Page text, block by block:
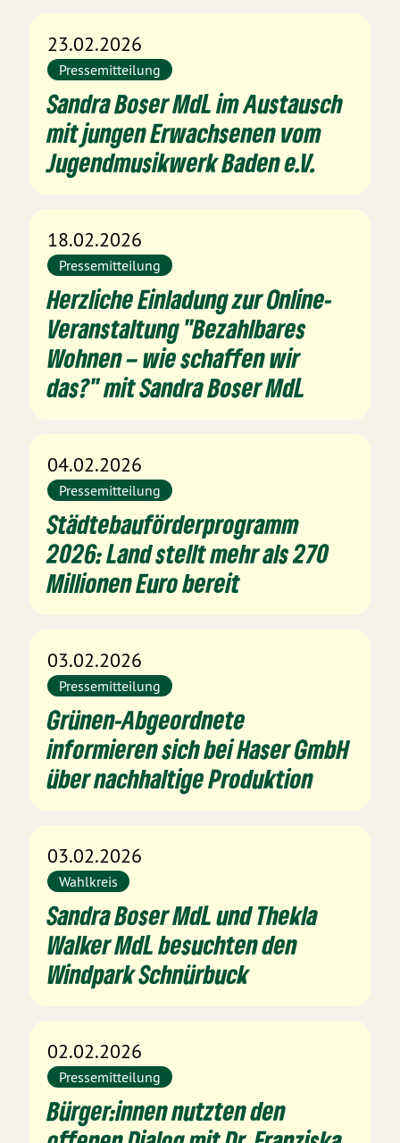
23.02.2026
Pressemitteilung
Sandra Boser MdL im Austausch
mit jungen Erwachsenen vom
Jugendmusikwerk Baden e.V.
18.02.2026
Pressemitteilung
Herzliche Einladung zur Online-
Veranstaltung "Bezahlbares
Wohnen – wie schaffen wir
das?" mit Sandra Boser MdL
04.02.2026
Pressemitteilung
Städtebauförderprogramm
2026: Land stellt mehr als 270
Millionen Euro bereit
03.02.2026
Pressemitteilung
Grünen-Abgeordnete
informieren sich bei Haser GmbH
über nachhaltige Produktion
03.02.2026
Wahlkreis
Sandra Boser MdL und Thekla
Walker MdL besuchten den
Windpark Schnürbuck
02.02.2026
Pressemitteilung
Bürger:innen nutzten den